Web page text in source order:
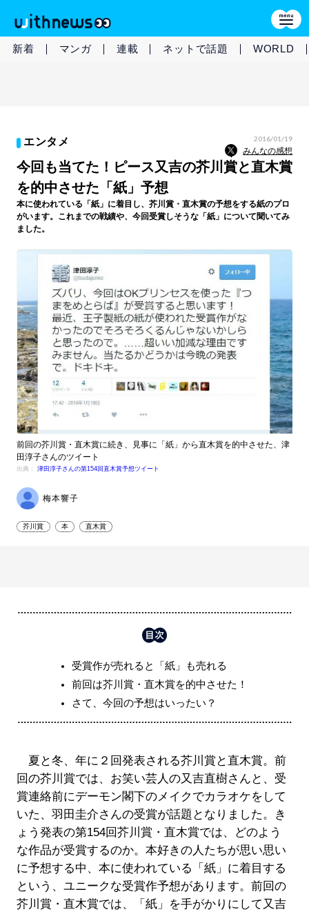
新着 マンガ 連載 ネットで話題 WORLD
エンタメ 2016/01/19
みんなの感想
今回も当てた！ピース又吉の芥川賞と直木賞
を的中させた「紙」予想
本に使われている「紙」に着目し、芥川賞・直木賞の予想をする紙のプロ
がいます。これまでの戦績や、今回受賞しそうな「紙」について聞いてみ
ました。
前回の芥川賞・直木賞に続き、見事に「紙」から直木賞を的中させた、津
田淳子さんのツイート
出典： 津田淳子さんの第154回直木賞予想ツイート
梅本響子
芥川賞 本 直木賞
受賞作が売れると「紙」も売れる
前回は芥川賞・直木賞を的中させた！
さて、今回の予想はいったい？
夏と冬、年に２回発表される芥川賞と直木賞。前
回の芥川賞では、お笑い芸人の又吉直樹さんと、受
賞連絡前にデーモン閣下のメイクでカラオケをして
いた、羽田圭介さんの受賞が話題となりました。き
ょう発表の第154回芥川賞・直木賞では、どのよう
な作品が受賞するのか。本好きの人たちが思い思い
に予想する中、本に使われている「紙」に着目する
という、ユニークな受賞作予想があります。前回の
芥川賞・直木賞では、「紙」を手がかりにして又吉